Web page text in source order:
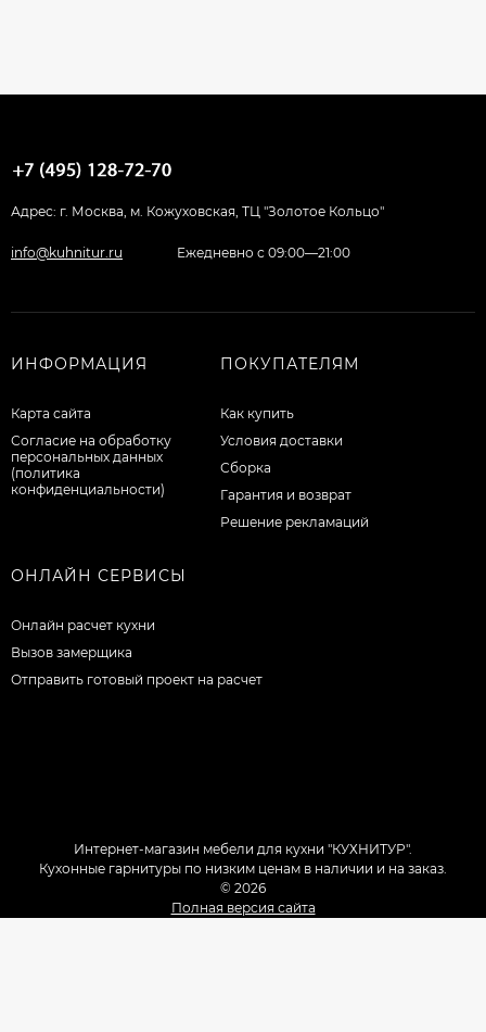
Адрес: г. Москва, м. Кожуховская, ТЦ "Золотое Кольцо"
info@kuhnitur.ru Ежедневно с 09:00—21:00
ИНФОРМАЦИЯ
Карта сайта
Согласие на обработку
персональных данных
(политика
конфиденциальности)
ПОКУПАТЕЛЯМ
Как купить
Условия доставки
Сборка
Гарантия и возврат
Решение рекламаций
ОНЛАЙН СЕРВИСЫ
Онлайн расчет кухни
Вызов замерщика
Отправить готовый проект на расчет
Интернет-магазин мебели для кухни "КУХНИТУР".
Кухонные гарнитуры по низким ценам в наличии и на заказ.
© 2026
Полная версия сайта